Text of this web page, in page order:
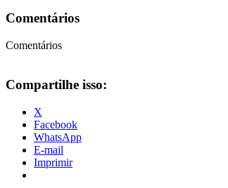
Comentários
Comentários
Compartilhe isso:
X
Facebook
WhatsApp
E-mail
Imprimir